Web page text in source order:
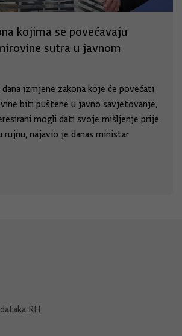
kojima se povećavaju
sutra u javnom
izmjene zakona koje će povećati
biti puštene u javno savjetovanje,
mogli dati svoje mišljenje prije
rujnu, najavio je danas ministar
RH